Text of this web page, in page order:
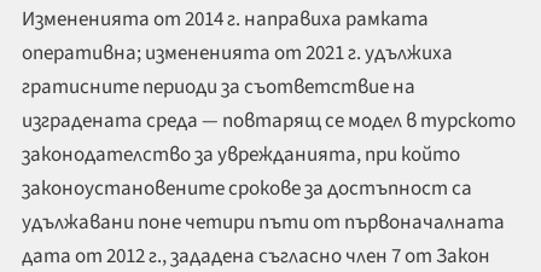
Измененията от 2014 г. направиха рамката
оперативна; измененията от 2021 г. удължиха
гратисните периоди за съответствие на
изградената среда — повтарящ се модел в турското
законодателство за уврежданията, при който
законоустановените срокове за достъпност са
удължавани поне четири пъти от първоначалната
дата от 2012 г., зададена съгласно член 7 от Закон